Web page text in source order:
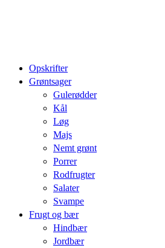
Opskrifter
Grøntsager
Gulerødder
Kål
Løg
Majs
Nemt grønt
Porrer
Rodfrugter
Salater
Svampe
Frugt og bær
Hindbær
Jordbær